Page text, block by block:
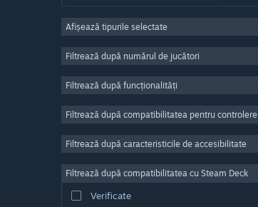
Număr masiv de jucători
Indie
Casual
Simulare
Producție video
Editare de fotografii
Afișează tipurile selectate
Filtrează după numărul de jucători
Filtrează după funcționalități
Filtrează după compatibilitatea pentru controlere
Filtrează după caracteristicile de accesibilitate
Filtrează după compatibilitatea cu Steam Deck
Verificate